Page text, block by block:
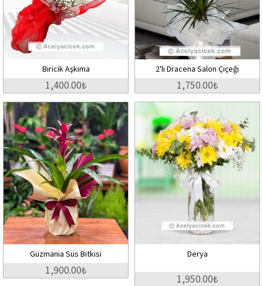
Biricik Aşkıma
1,400.00₺
2'li Dracena Salon Çiçeği
1,750.00₺
Guzmania Süs Bitkisi
1,900.00₺
Derya
1,950.00₺